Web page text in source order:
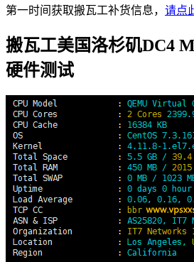
第一时间获取搬瓦工补货信息， 请点
搬瓦工美国洛杉矶DC4
硬件测试